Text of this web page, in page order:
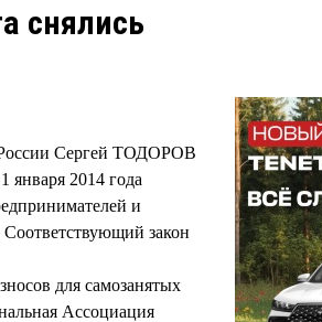
снялись
России Сергей ТОДОРОВ
января 2014 года
и
закон
для самозанятых
Ассоциация